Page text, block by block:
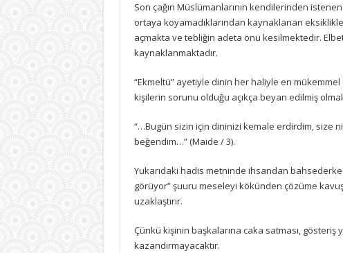
Son çağın Müslümanlarının kendilerinden
ortaya koyamadıklarından kaynaklanan
açmakta ve tebliğin adeta önü kesilmektedir.
kaynaklanmaktadır.
“Ekmeltü” ayetiyle dinin her haliyle en
kişilerin sorunu olduğu açıkça beyan edilmiş
“…Bugün sizin için dininizi kemale erdirdim, size
beğendim…” (Maide / 3).
Yukarıdaki hadis metninde ihsandan
görüyor” şuuru meseleyi kökünden çözüme
uzaklaştırır.
Çünkü kişinin başkalarına caka satması, gösteriş
kazandırmayacaktır.